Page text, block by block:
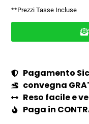
**Prezzi Tasse Incluse
Pagamento
convegna
Reso facile e
Paga in